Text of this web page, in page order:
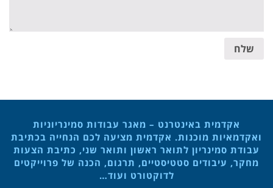
שלח
אקדמית באינטרנט – מאגר עבודות סמינריוניות
ואקדמאיות מוכנות. אקדמית מציעה לכם הנחייה בכתיבת
עבודת סמינריון לתואר ראשון ותואר שני, כתיבת הצעות
מחקר, עיבודים סטטיסטיים, תרגום, הכנה של פרוייקטים
לדוקטורט ועוד…